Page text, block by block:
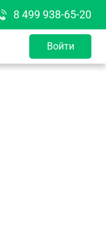
8 499 938-65-20
Войти